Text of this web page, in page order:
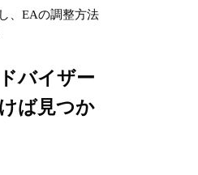
、EAの調整方法
バイザー
ば見つか